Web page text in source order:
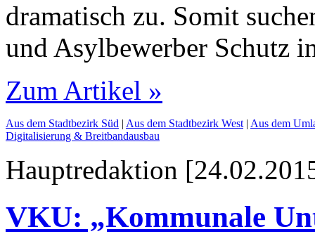
dramatisch zu. Somit
und Asylbewerber Schutz
Zum Artikel »
Aus dem Stadtbezirk Süd | Aus dem Stadtbezirk West | Aus dem
Digitalisierung & Breitbandausbau
Hauptredaktion
VKU: „Kommunale